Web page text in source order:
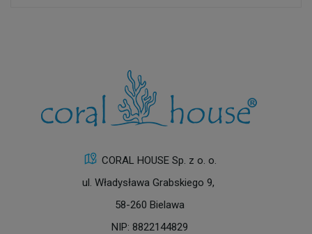
CORAL HOUSE Sp. z o. o.
ul. Władysława Grabskiego 9,
58-260 Bielawa
NIP: 8822144829